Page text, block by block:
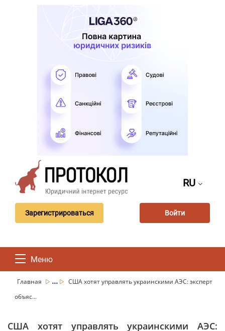
RU
Зарегистрироваться Войти
Меню
Главная ...
США хотят управлять украинскими АЭС: эксперт
объяс...
США хотят управлять украинскими АЭС: